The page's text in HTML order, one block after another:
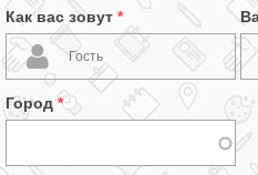
Как вас зовут *
Город *